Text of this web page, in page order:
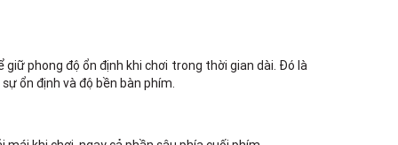
phong độ ổn định khi chơi trong thời gian dài. Đó là
ổn định và độ bền bàn phím.